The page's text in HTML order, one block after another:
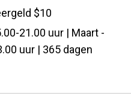
$10
21.00 uur | Maart -
uur | 365 dagen